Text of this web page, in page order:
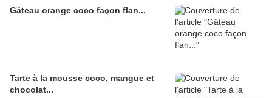
Gâteau orange coco façon flan...
Tarte à la mousse coco, mangue et
chocolat...